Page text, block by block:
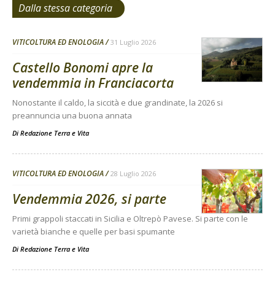
Dalla stessa categoria
VITICOLTURA ED ENOLOGIA 31 Luglio 2026
Castello Bonomi apre la
vendemmia in Franciacorta
Nonostante il caldo, la siccità e due grandinate, la 2026 si
preannuncia una buona annata
Di Redazione Terra e Vita
VITICOLTURA ED ENOLOGIA 28 Luglio 2026
Vendemmia 2026, si parte
Primi grappoli staccati in Sicilia e Oltrepò Pavese. Si parte con le
varietà bianche e quelle per basi spumante
Di Redazione Terra e Vita